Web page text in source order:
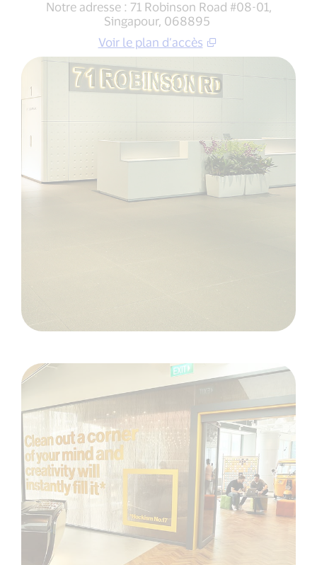
Notre adresse : 71 Robinson Road #08-01,
Singapour, 068895
Voir le plan d’accès